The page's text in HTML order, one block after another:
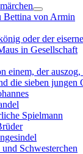
Bettina von Armin
oder der
in Gesellschaft
einem, der
die sieben jungen
Spielmann
Schwesterchen